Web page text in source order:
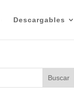
Descargables